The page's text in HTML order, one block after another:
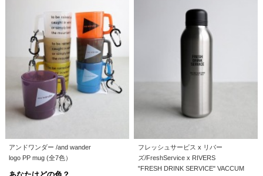
アンドワンダー /and wander
logo PP mug (全7色）
フレッシュサービス x リバー
ズ/FreshService x RIVERS
"FRESH DRINK SERVICE" VACCUM